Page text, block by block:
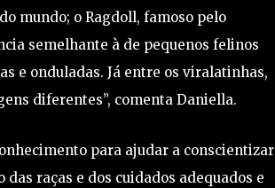
mundo; o Ragdoll, famoso pelo
semelhante à de pequenos felinos
e onduladas. Já entre os viralatinhas,
diferentes”, comenta Daniella.
para ajudar a conscientizar
raças e dos cuidados adequados e